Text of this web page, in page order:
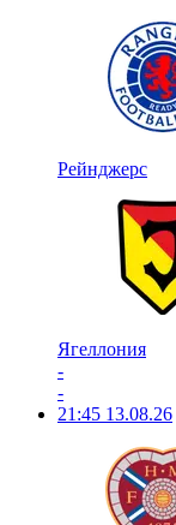
Рейнджерс
Ягеллония
-
-
21:45 13.08.26